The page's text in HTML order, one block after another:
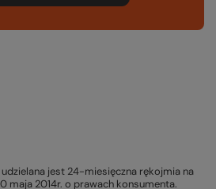
jest 24-miesięczna rękojmia na
maja 2014r. o prawach konsumenta.